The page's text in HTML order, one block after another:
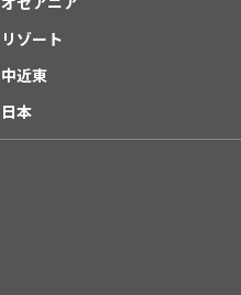
リゾート
中近東
日本